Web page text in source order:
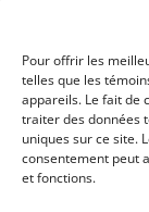
Pour offrir les
telles que les
appareils. Le fait de
traiter des données
uniques sur ce site.
consentement peut
et fonctions.
Politique
Tous droits